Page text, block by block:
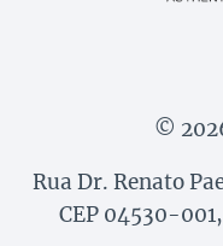
©
Rua Dr. Renato
CEP 04530-